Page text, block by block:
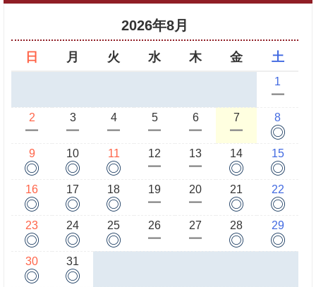
2026年8月
日 月 火 水 木 金 土
1
ー
2
ー
3
ー
4
ー
5
ー
6
ー
7
ー
8
◎
9
◎
10
◎
11
◎
12
ー
13
ー
14
◎
15
◎
16
◎
17
◎
18
◎
19
ー
20
ー
21
◎
22
◎
23
◎
24
◎
25
◎
26
ー
27
ー
28
◎
29
◎
30
◎
31
◎